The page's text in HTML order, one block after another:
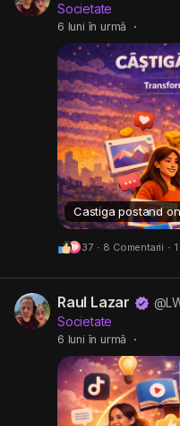
Societate
6 luni în urmă ·
37 · 8 Comentarii ·
Raul Lazar
Societate
6 luni în urmă ·